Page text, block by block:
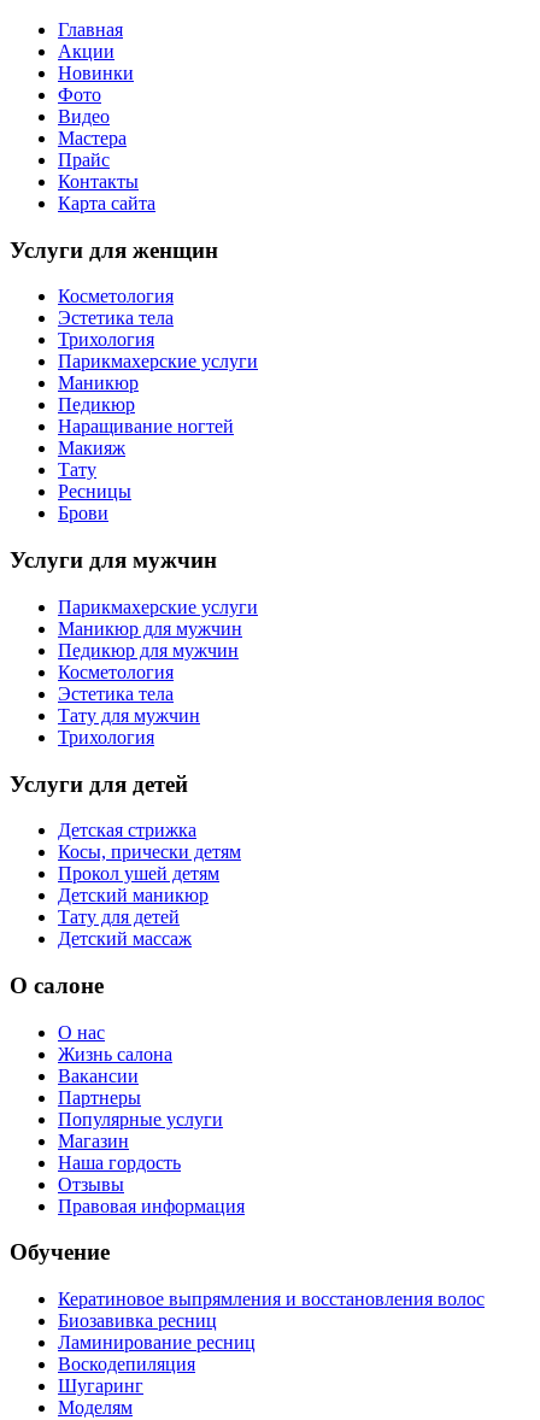
Главная
Акции
Новинки
Фото
Видео
Мастера
Прайс
Контакты
Карта сайта
Услуги для женщин
Косметология
Эстетика тела
Трихология
Парикмахерские услуги
Маникюр
Педикюр
Наращивание ногтей
Макияж
Тату
Ресницы
Брови
Услуги для мужчин
Парикмахерские услуги
Маникюр для мужчин
Педикюр для мужчин
Косметология
Эстетика тела
Тату для мужчин
Трихология
Услуги для детей
Детская стрижка
Косы, прически детям
Прокол ушей детям
Детский маникюр
Тату для детей
Детский массаж
О салоне
О нас
Жизнь салона
Вакансии
Партнеры
Популярные услуги
Магазин
Наша гордость
Отзывы
Правовая информация
Обучение
Кератиновое выпрямления и восстановления волос
Биозавивка ресниц
Ламинирование ресниц
Воскодепиляция
Шугаринг
Моделям